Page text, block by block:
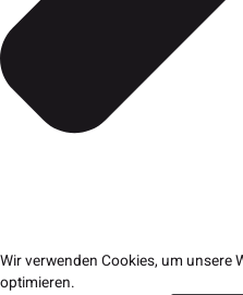
Wir verwenden Cookies, um unsere
optimieren.